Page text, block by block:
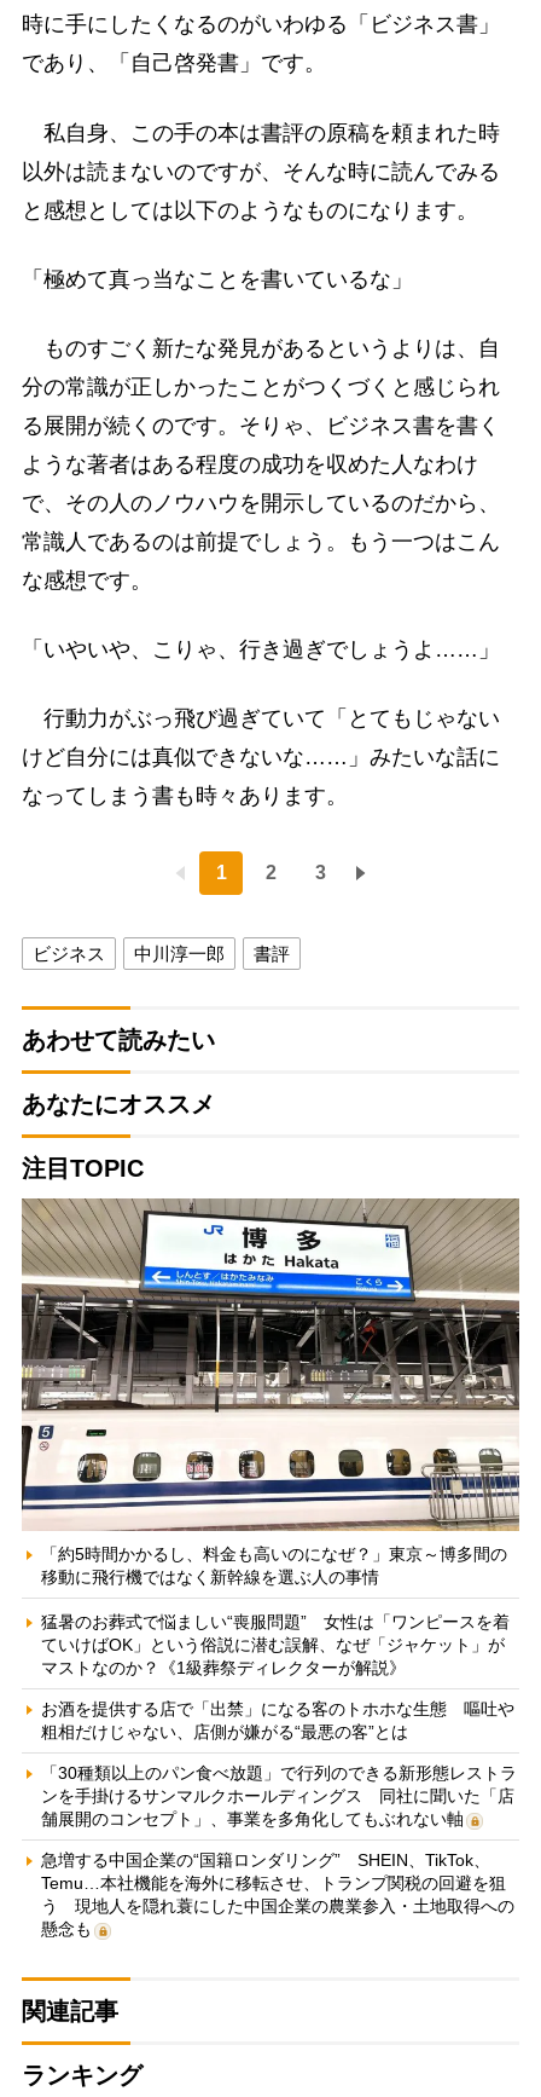
時に手にしたくなるのがいわゆる「ビジネス書」
であり、「自己啓発書」です。
私自身、この手の本は書評の原稿を頼まれた時
以外は読まないのですが、そんな時に読んでみる
と感想としては以下のようなものになります。
「極めて真っ当なことを書いているな」
ものすごく新たな発見があるというよりは、自
分の常識が正しかったことがつくづくと感じられ
る展開が続くのです。そりゃ、ビジネス書を書く
ような著者はある程度の成功を収めた人なわけ
で、その人のノウハウを開示しているのだから、
常識人であるのは前提でしょう。もう一つはこん
な感想です。
「いやいや、こりゃ、行き過ぎでしょうよ……」
行動力がぶっ飛び過ぎていて「とてもじゃない
けど自分には真似できないな……」みたいな話に
なってしまう書も時々あります。
1 2 3
ビジネス 中川淳一郎 書評
あわせて読みたい
あなたにオススメ
注目TOPIC
「約5時間かかるし、料金も高いのになぜ？」東京～博多間の
移動に飛行機ではなく新幹線を選ぶ人の事情
猛暑のお葬式で悩ましい“喪服問題” 女性は「ワンピースを着
ていけばOK」という俗説に潜む誤解、なぜ「ジャケット」が
マストなのか？《1級葬祭ディレクターが解説》
お酒を提供する店で「出禁」になる客のトホホな生態 嘔吐や
粗相だけじゃない、店側が嫌がる“最悪の客”とは
「30種類以上のパン食べ放題」で行列のできる新形態レストラ
ンを手掛けるサンマルクホールディングス 同社に聞いた「店
舗展開のコンセプト」、事業を多角化してもぶれない軸
急増する中国企業の“国籍ロンダリング” SHEIN、TikTok、
Temu…本社機能を海外に移転させ、トランプ関税の回避を狙
う 現地人を隠れ蓑にした中国企業の農業参入・土地取得への
懸念も
関連記事
ランキング